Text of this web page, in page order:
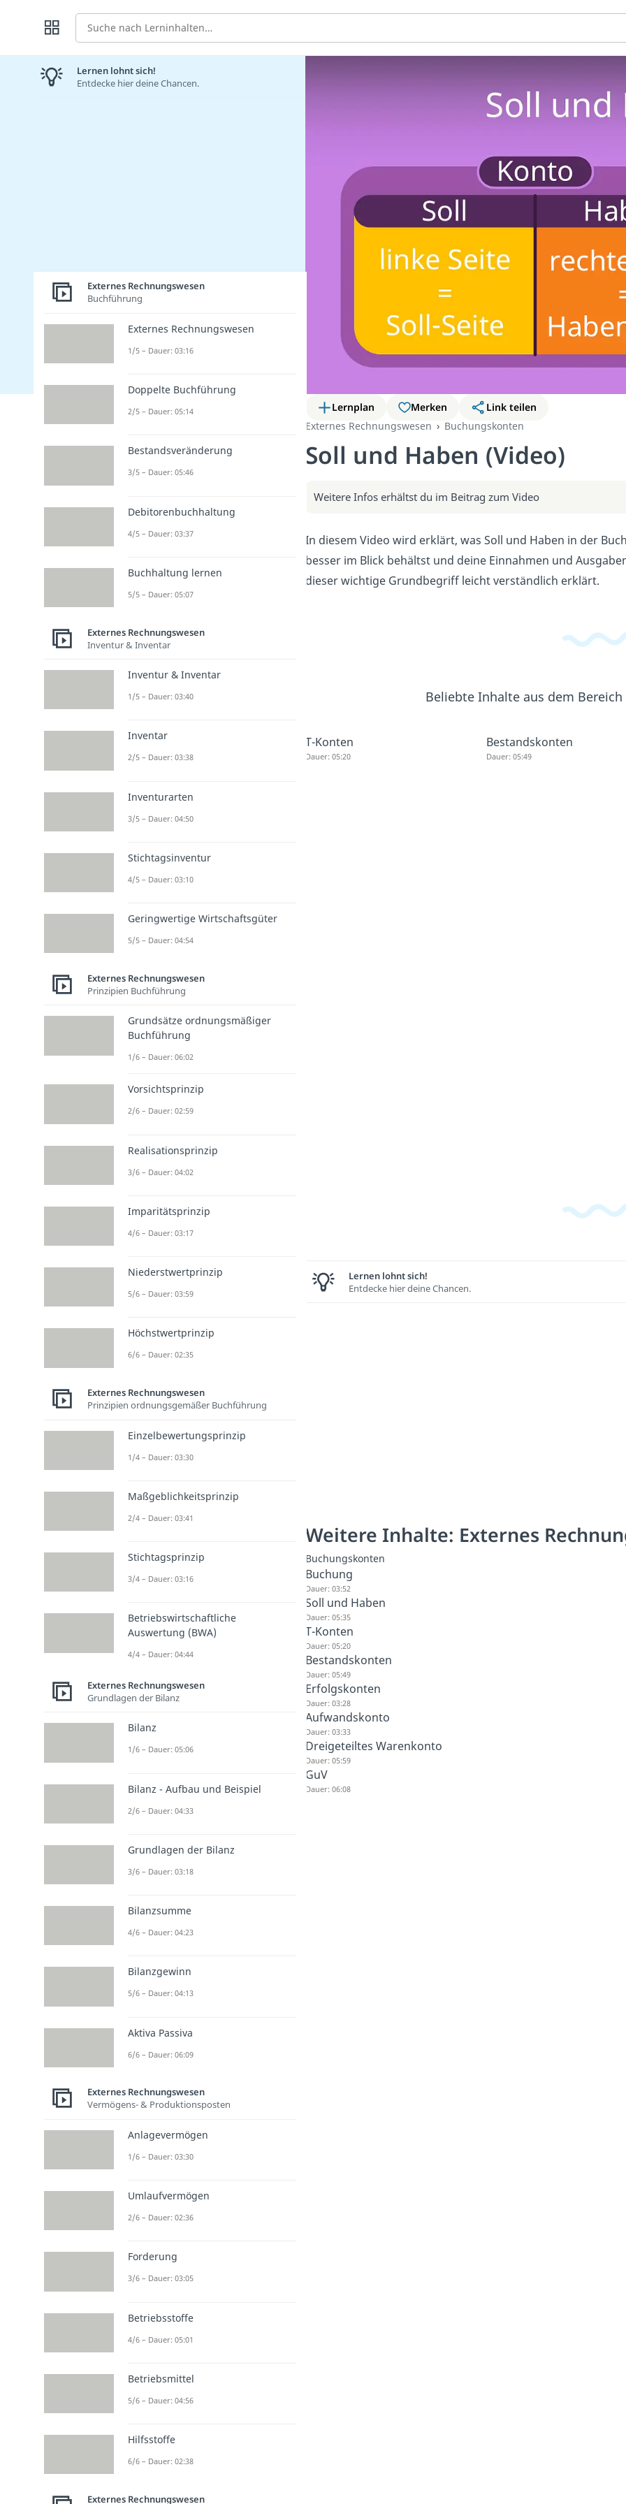
Suche
Lernplan Merken
Link teilen
Externes Rechnungswesen
Buchungskonten
Soll und Haben (Video)
Weitere Infos erhältst du im Beitrag zum Video
In diesem Video wird erklärt, was Soll und Haben in der
besser im Blick behältst und deine Einnahmen und
dieser wichtige Grundbegriff leicht verständlich erklärt.
Beliebte Inhalte aus dem Bereich
T-Konten
Dauer: 05:20
Bestandskonten
Dauer: 05:49
Lernen lohnt sich!
Entdecke hier deine Chancen.
Weitere Inhalte: Externes
Buchungskonten
Buchung
Dauer: 03:52
Soll und Haben
Dauer: 05:35
T-Konten
Dauer: 05:20
Bestandskonten
Dauer: 05:49
Erfolgskonten
Dauer: 03:28
Aufwandskonto
Dauer: 03:33
Dreigeteiltes Warenkonto
Dauer: 05:59
GuV
Dauer: 06:08
Lernen lohnt sich!
Entdecke hier deine Chancen.
Externes Rechnungswesen
Buchführung
Externes Rechnungswesen
1/5 – Dauer: 03:16
Doppelte Buchführung
2/5 – Dauer: 05:14
Bestandsveränderung
3/5 – Dauer: 05:46
Debitorenbuchhaltung
4/5 – Dauer: 03:37
Buchhaltung lernen
5/5 – Dauer: 05:07
Externes Rechnungswesen
Inventur & Inventar
Inventur & Inventar
1/5 – Dauer: 03:40
Inventar
2/5 – Dauer: 03:38
Inventurarten
3/5 – Dauer: 04:50
Stichtagsinventur
4/5 – Dauer: 03:10
Geringwertige Wirtschaftsgüter
5/5 – Dauer: 04:54
Externes Rechnungswesen
Prinzipien Buchführung
Grundsätze ordnungsmäßiger
Buchführung
1/6 – Dauer: 06:02
Vorsichtsprinzip
2/6 – Dauer: 02:59
Realisationsprinzip
3/6 – Dauer: 04:02
Imparitätsprinzip
4/6 – Dauer: 03:17
Niederstwertprinzip
5/6 – Dauer: 03:59
Höchstwertprinzip
6/6 – Dauer: 02:35
Externes Rechnungswesen
Prinzipien ordnungsgemäßer Buchführung
Einzelbewertungsprinzip
1/4 – Dauer: 03:30
Maßgeblichkeitsprinzip
2/4 – Dauer: 03:41
Stichtagsprinzip
3/4 – Dauer: 03:16
Betriebswirtschaftliche
Auswertung (BWA)
4/4 – Dauer: 04:44
Externes Rechnungswesen
Grundlagen der Bilanz
Bilanz
1/6 – Dauer: 05:06
Bilanz - Aufbau und Beispiel
2/6 – Dauer: 04:33
Grundlagen der Bilanz
3/6 – Dauer: 03:18
Bilanzsumme
4/6 – Dauer: 04:23
Bilanzgewinn
5/6 – Dauer: 04:13
Aktiva Passiva
6/6 – Dauer: 06:09
Externes Rechnungswesen
Vermögens- & Produktionsposten
Anlagevermögen
1/6 – Dauer: 03:30
Umlaufvermögen
2/6 – Dauer: 02:36
Forderung
3/6 – Dauer: 03:05
Betriebsstoffe
4/6 – Dauer: 05:01
Betriebsmittel
5/6 – Dauer: 04:56
Hilfsstoffe
6/6 – Dauer: 02:38
Externes Rechnungswesen